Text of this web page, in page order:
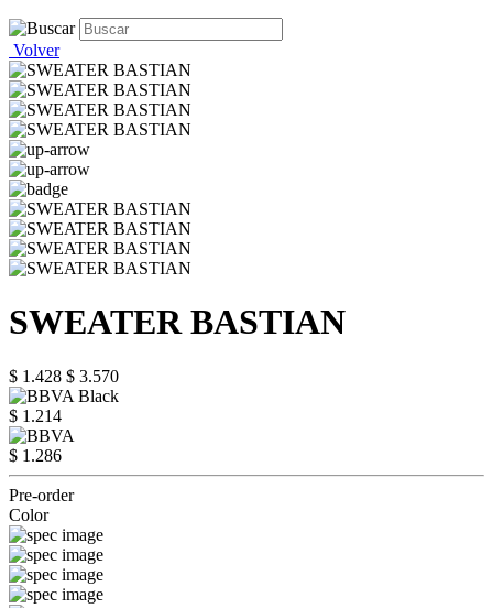
Volver
SWEATER BASTIAN
$ 1.428 $ 3.570
$ 1.214
$ 1.286
Pre-order
Color